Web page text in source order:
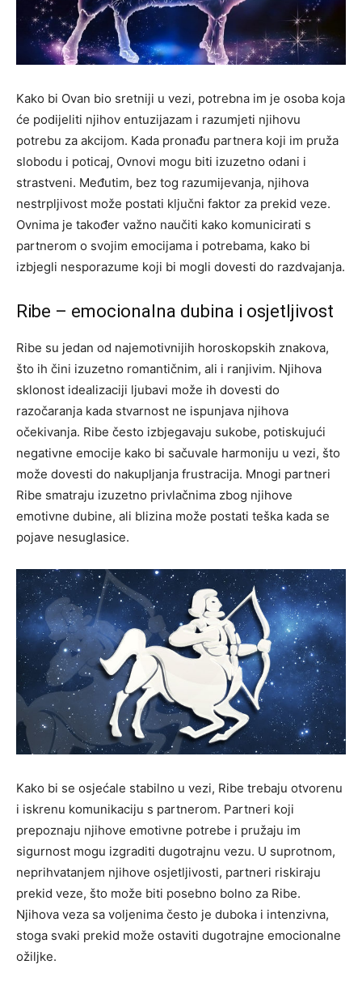
Kako bi Ovan bio sretniji u vezi, potrebna im je osoba koja
će podijeliti njihov entuzijazam i razumjeti njihovu
potrebu za akcijom. Kada pronađu partnera koji im pruža
slobodu i poticaj, Ovnovi mogu biti izuzetno odani i
strastveni. Međutim, bez tog razumijevanja, njihova
nestrpljivost može postati ključni faktor za prekid veze.
Ovnima je također važno naučiti kako komunicirati s
partnerom o svojim emocijama i potrebama, kako bi
izbjegli nesporazume koji bi mogli dovesti do razdvajanja.
Ribe – emocionalna dubina i osjetljivost
Ribe su jedan od najemotivnijih horoskopskih znakova,
što ih čini izuzetno romantičnim, ali i ranjivim. Njihova
sklonost idealizaciji ljubavi može ih dovesti do
razočaranja kada stvarnost ne ispunjava njihova
očekivanja. Ribe često izbjegavaju sukobe, potiskujući
negativne emocije kako bi sačuvale harmoniju u vezi, što
može dovesti do nakupljanja frustracija. Mnogi partneri
Ribe smatraju izuzetno privlačnima zbog njihove
emotivne dubine, ali blizina može postati teška kada se
pojave nesuglasice.
Kako bi se osjećale stabilno u vezi, Ribe trebaju otvorenu
i iskrenu komunikaciju s partnerom. Partneri koji
prepoznaju njihove emotivne potrebe i pružaju im
sigurnost mogu izgraditi dugotrajnu vezu. U suprotnom,
neprihvatanjem njihove osjetljivosti, partneri riskiraju
prekid veze, što može biti posebno bolno za Ribe.
Njihova veza sa voljenima često je duboka i intenzivna,
stoga svaki prekid može ostaviti dugotrajne emocionalne
ožiljke.